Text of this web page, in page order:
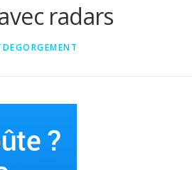
radars